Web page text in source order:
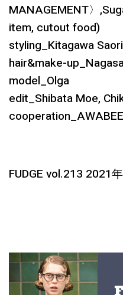
MANAGEMENT〉
item, cutout food)
styling_Kitagawa Saori
hair&make-
model_Olga
edit_Shibata Moe,
FUDGE vol.213 2021